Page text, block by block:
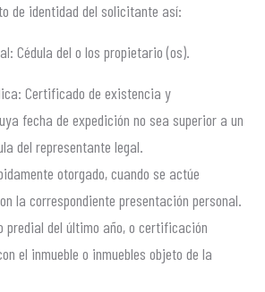
de identidad del solicitante así:
Cédula del o los propietario (os).
Certificado de existencia y
fecha de expedición no sea superior a un
del representante legal.
otorgado, cuando se actúe
la correspondiente presentación personal.
del último año, o certificación
el inmueble o inmuebles objeto de la